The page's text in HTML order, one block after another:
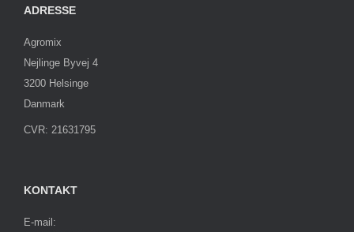
ADRESSE
Agromix
Nejlinge Byvej 4
3200 Helsinge
Danmark
CVR: 21631795
KONTAKT
E-mail: